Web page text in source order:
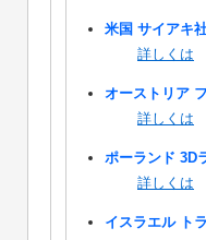
米国 サイアキ
詳しくは
オーストリア
詳しくは
ポーランド 3D
詳しくは
イスラエル ト